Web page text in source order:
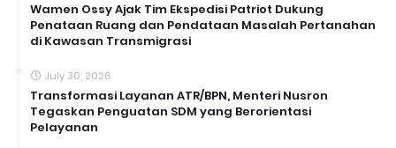
Wamen Ossy Ajak Tim Ekspedisi Patriot Dukung
Penataan Ruang dan Pendataan Masalah Pertanahan
di Kawasan Transmigrasi
July 30, 2026
Transformasi Layanan ATR/BPN, Menteri Nusron
Tegaskan Penguatan SDM yang Berorientasi
Pelayanan